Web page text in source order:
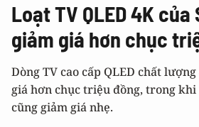
Loạt TV QLED 4K của
giảm giá hơn chục
Dòng TV cao cấp QLED chất
giá hơn chục triệu đồng, trong
cũng giảm giá nhẹ.